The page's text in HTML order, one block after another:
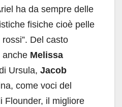
ha da sempre delle
fisiche cioè pelle
Del casto
anche Melissa
Ursula, Jacob
come voci del
Flounder, il migliore